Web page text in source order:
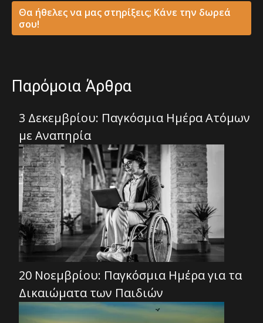
Θα ήθελες να μας στηρίξεις; Κάνε την δωρεά
σου!
Παρόμοια Άρθρα
3 Δεκεμβρίου: Παγκόσμια Ημέρα Ατόμων
με Αναπηρία
20 Νοεμβρίου: Παγκόσμια Ημέρα για τα
Δικαιώματα των Παιδιών